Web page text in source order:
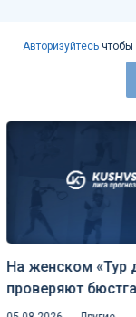
Авторизуйтесь чтобы
На женском «Тур
проверяют
на скрытую